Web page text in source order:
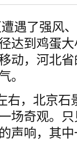
遇了强风
达到鸡蛋
动，河北
。
右，北京石
场奇观。
声响，其